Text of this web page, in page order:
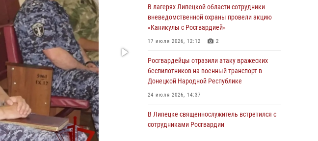
03 августа 2026, 13:43 1
Росгвардейцы обеспечили безопасность
граждан в День Лев-Толстовского района
Росгвардия противодействует БПЛА ВСУ на
южном направлении (видео)
03 августа 2026, 13:39
В лагерях Липецкой области сотрудники
вневедомственной охраны провели акцию
«Каникулы с Росгвардией»
17 июля 2026, 12:12 2
Росгвардейцы отразили атаку вражеских
беспилотников на военный транспорт в
Донецкой Народной Республике
24 июля 2026, 14:37
В Липецке священнослужитель встретился с
сотрудниками Росгвардии